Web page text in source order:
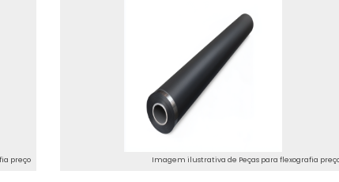
preço Imagem ilustrativa de Peças para flexografia